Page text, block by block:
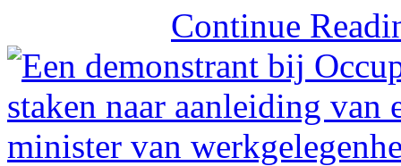
Continue